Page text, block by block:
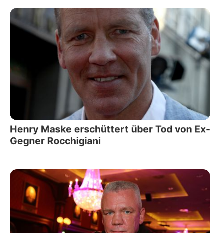
Henry Maske erschüttert über Tod von Ex-
Gegner Rocchigiani